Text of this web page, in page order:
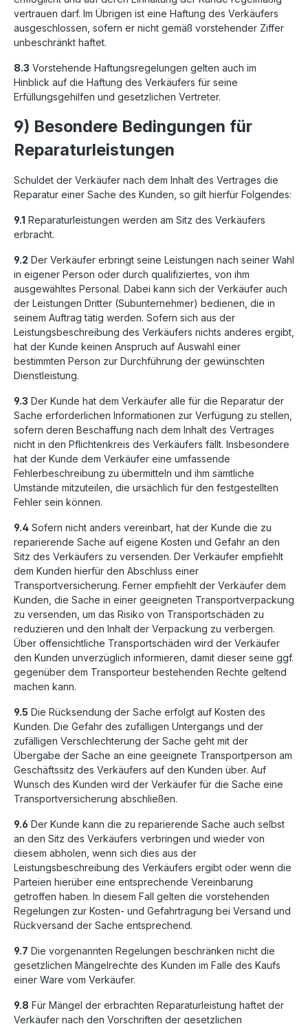
vertrauen darf. Im Übrigen ist eine Haftung des Verkäufers
ausgeschlossen, sofern er nicht gemäß vorstehender Ziffer
unbeschränkt haftet.
8.3 Vorstehende Haftungsregelungen gelten auch im
Hinblick auf die Haftung des Verkäufers für seine
Erfüllungsgehilfen und gesetzlichen Vertreter.
9) Besondere Bedingungen für
Reparaturleistungen
Schuldet der Verkäufer nach dem Inhalt des Vertrages die
Reparatur einer Sache des Kunden, so gilt hierfür Folgendes:
9.1 Reparaturleistungen werden am Sitz des Verkäufers
erbracht.
9.2 Der Verkäufer erbringt seine Leistungen nach seiner Wahl
in eigener Person oder durch qualifiziertes, von ihm
ausgewähltes Personal. Dabei kann sich der Verkäufer auch
der Leistungen Dritter (Subunternehmer) bedienen, die in
seinem Auftrag tätig werden. Sofern sich aus der
Leistungsbeschreibung des Verkäufers nichts anderes ergibt,
hat der Kunde keinen Anspruch auf Auswahl einer
bestimmten Person zur Durchführung der gewünschten
Dienstleistung.
9.3 Der Kunde hat dem Verkäufer alle für die Reparatur der
Sache erforderlichen Informationen zur Verfügung zu stellen,
sofern deren Beschaffung nach dem Inhalt des Vertrages
nicht in den Pflichtenkreis des Verkäufers fällt. Insbesondere
hat der Kunde dem Verkäufer eine umfassende
Fehlerbeschreibung zu übermitteln und ihm sämtliche
Umstände mitzuteilen, die ursächlich für den festgestellten
Fehler sein können.
9.4 Sofern nicht anders vereinbart, hat der Kunde die zu
reparierende Sache auf eigene Kosten und Gefahr an den
Sitz des Verkäufers zu versenden. Der Verkäufer empfiehlt
dem Kunden hierfür den Abschluss einer
Transportversicherung. Ferner empfiehlt der Verkäufer dem
Kunden, die Sache in einer geeigneten Transportverpackung
zu versenden, um das Risiko von Transportschäden zu
reduzieren und den Inhalt der Verpackung zu verbergen.
Über offensichtliche Transportschäden wird der Verkäufer
den Kunden unverzüglich informieren, damit dieser seine ggf.
gegenüber dem Transporteur bestehenden Rechte geltend
machen kann.
9.5 Die Rücksendung der Sache erfolgt auf Kosten des
Kunden. Die Gefahr des zufälligen Untergangs und der
zufälligen Verschlechterung der Sache geht mit der
Übergabe der Sache an eine geeignete Transportperson am
Geschäftssitz des Verkäufers auf den Kunden über. Auf
Wunsch des Kunden wird der Verkäufer für die Sache eine
Transportversicherung abschließen.
9.6 Der Kunde kann die zu reparierende Sache auch selbst
an den Sitz des Verkäufers verbringen und wieder von
diesem abholen, wenn sich dies aus der
Leistungsbeschreibung des Verkäufers ergibt oder wenn die
Parteien hierüber eine entsprechende Vereinbarung
getroffen haben. In diesem Fall gelten die vorstehenden
Regelungen zur Kosten- und Gefahrtragung bei Versand und
Rückversand der Sache entsprechend.
9.7 Die vorgenannten Regelungen beschränken nicht die
gesetzlichen Mängelrechte des Kunden im Falle des Kaufs
einer Ware vom Verkäufer.
9.8 Für Mängel der erbrachten Reparaturleistung haftet der
Verkäufer nach den Vorschriften der gesetzlichen